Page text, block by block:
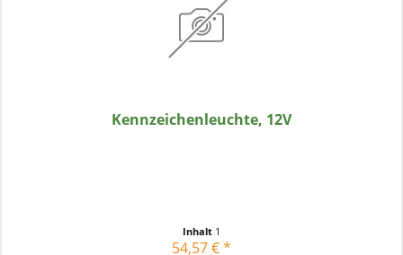
Kennzeichenleuchte, 12V
Inhalt 1
54,57 € *